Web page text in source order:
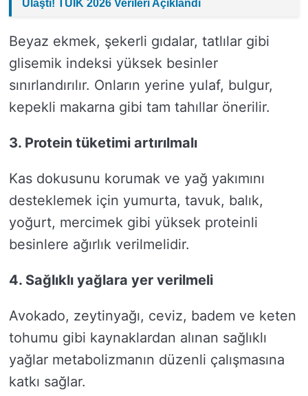
Ulaştı! TÜİK 2026 Verileri Açıklandı
Beyaz ekmek, şekerli gıdalar, tatlılar gibi
glisemik indeksi yüksek besinler
sınırlandırılır. Onların yerine yulaf, bulgur,
kepekli makarna gibi tam tahıllar önerilir.
3. Protein tüketimi artırılmalı
Kas dokusunu korumak ve yağ yakımını
desteklemek için yumurta, tavuk, balık,
yoğurt, mercimek gibi yüksek proteinli
besinlere ağırlık verilmelidir.
4. Sağlıklı yağlara yer verilmeli
Avokado, zeytinyağı, ceviz, badem ve keten
tohumu gibi kaynaklardan alınan sağlıklı
yağlar metabolizmanın düzenli çalışmasına
katkı sağlar.